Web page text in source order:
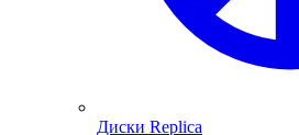
Диски Replica